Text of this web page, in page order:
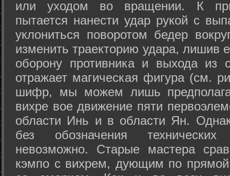
или уходом во вращении. К
пытается нанести удар рукой с
уклониться поворотом бедер
изменить траекторию удара, лишив
оборону противника и выхода из
отражает магическая фигура (см.
шифр, мы можем лишь
вихре вое движение пяти
области Инь и в области Ян.
без обозначения
невозможно. Старые мастера
кэмпо с вихрем, дующим по